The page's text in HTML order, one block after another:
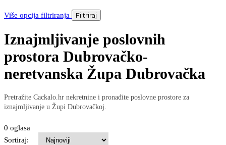
Više opcija filtriranja Filtriraj
Iznajmljivanje poslovnih
prostora Dubrovačko-
neretvanska Župa Dubrovačka
Pretražite Cackalo.hr nekretnine i pronađite poslovne prostore za
iznajmljivanje u Župi Dubrovačkoj.
0 oglasa
Sortiraj: